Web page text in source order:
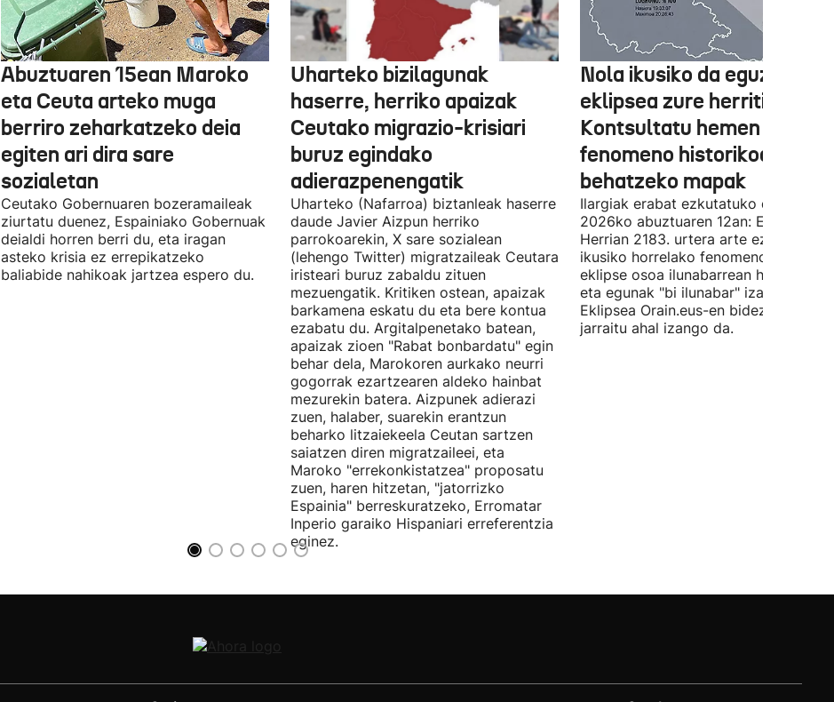
Abuztuaren 15ean Maroko
eta Ceuta arteko muga
berriro zeharkatzeko deia
egiten ari dira sare
sozialetan
Ceutako Gobernuaren bozeramaileak
ziurtatu duenez, Espainiako Gobernuak
deialdi horren berri du, eta iragan
asteko krisia ez errepikatzeko
baliabide nahikoak jartzea espero du.
Uharteko bizilagunak
haserre, herriko apaizak
Ceutako migrazio-krisiari
buruz egindako
adierazpenengatik
Uharteko (Nafarroa) biztanleak haserre
daude Javier Aizpun herriko
parrokoarekin, X sare sozialean
(lehengo Twitter) migratzaileak Ceutara
iristeari buruz zabaldu zituen
mezuengatik. Kritiken ostean, apaizak
barkamena eskatu du eta bere kontua
ezabatu du. Argitalpenetako batean,
apaizak zioen "Rabat bonbardatu" egin
behar dela, Marokoren aurkako neurri
gogorrak ezartzearen aldeko hainbat
mezurekin batera. Aizpunek adierazi
zuen, halaber, suarekin erantzun
beharko litzaiekeela Ceutan sartzen
saiatzen diren migratzaileei, eta
Maroko "errekonkistatzea" proposatu
zuen, haren hitzetan, "jatorrizko
Espainia" berreskuratzeko, Erromatar
Inperio garaiko Hispaniari erreferentzia
eginez.
Nola ikusiko da eguzki-
eklipsea zure herritik?
Kontsultatu hemen
fenomeno historikoari
behatzeko mapak
Ilargiak erabat ezkutatuko du
2026ko abuztuaren 12an: Euskal
Herrian 2183. urtera arte ez da
ikusiko horrelako fenomenorik.
eklipse osoa ilunabarrean hasiko da,
eta egunak "bi ilunabar" izango ditu.
Eklipsea Orain.eus-en bidez zuzenean
jarraitu ahal izango da.